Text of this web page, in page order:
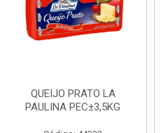
QUEIJO PRATO LA
PAULINA PEC±3,5KG